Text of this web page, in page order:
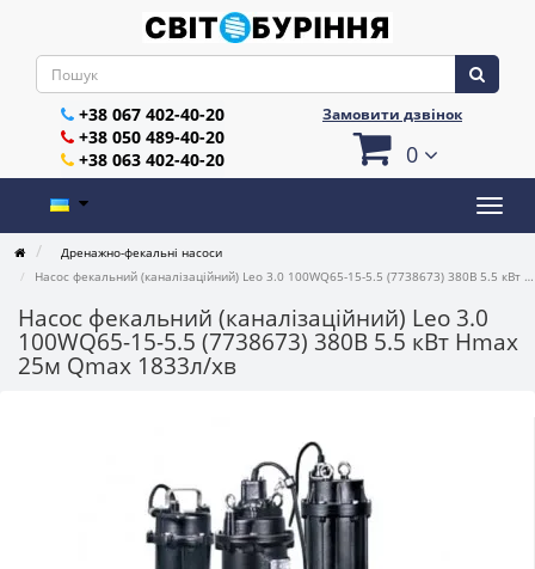
+38 067 402-40-20
+38 050 489-40-20
+38 063 402-40-20
Замовити дзвінок
0
Дренажно-фекальні насоси
Насос фекальний (каналізаційний) Leo 3.0 100WQ65-15-5.5 (7738673) 380В 5.5 кВт Hmax 25м Qmax 1833л/хв
Насос фекальний (каналізаційний) Leo 3.0
100WQ65-15-5.5 (7738673) 380В 5.5 кВт Hmax
25м Qmax 1833л/хв